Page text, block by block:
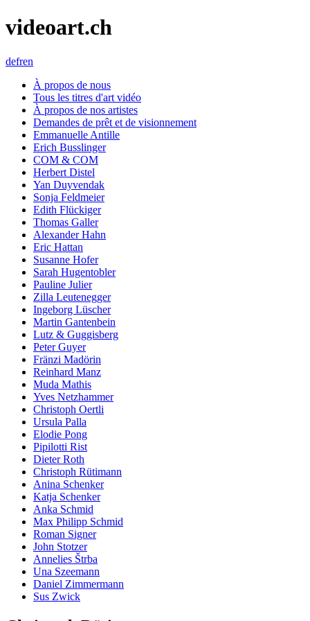
videoart.ch
defren
À propos de nous
Tous les titres d'art vidéo
À propos de nos artistes
Demandes de prêt et de visionnement
Emmanuelle Antille
Erich Busslinger
COM & COM
Herbert Distel
Yan Duyvendak
Sonja Feldmeier
Edith Flückiger
Thomas Galler
Alexander Hahn
Eric Hattan
Susanne Hofer
Sarah Hugentobler
Pauline Julier
Zilla Leutenegger
Ingeborg Lüscher
Martin Gantenbein
Lutz & Guggisberg
Peter Guyer
Fränzi Madörin
Reinhard Manz
Muda Mathis
Yves Netzhammer
Christoph Oertli
Ursula Palla
Elodie Pong
Pipilotti Rist
Dieter Roth
Christoph Rütimann
Anina Schenker
Katja Schenker
Anka Schmid
Max Philipp Schmid
Roman Signer
John Stotzer
Annelies Štrba
Una Szeemann
Daniel Zimmermann
Sus Zwick